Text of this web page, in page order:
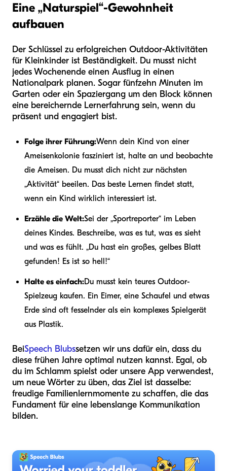
Eine „Naturspiel“-Gewohnheit
aufbauen
Der Schlüssel zu erfolgreichen Outdoor-Aktivitäten
für Kleinkinder ist Beständigkeit. Du musst nicht
jedes Wochenende einen Ausflug in einen
Nationalpark planen. Sogar fünfzehn Minuten im
Garten oder ein Spaziergang um den Block können
eine bereichernde Lernerfahrung sein, wenn du
präsent und engagiert bist.
Folge ihrer Führung:Wenn dein Kind von einer
Ameisenkolonie fasziniert ist, halte an und beobachte
die Ameisen. Du musst dich nicht zur nächsten
„Aktivität“ beeilen. Das beste Lernen findet statt,
wenn ein Kind wirklich interessiert ist.
Erzähle die Welt:Sei der „Sportreporter“ im Leben
deines Kindes. Beschreibe, was es tut, was es sieht
und was es fühlt. „Du hast ein großes, gelbes Blatt
gefunden! Es ist so hell!“
Halte es einfach:Du musst kein teures Outdoor-
Spielzeug kaufen. Ein Eimer, eine Schaufel und etwas
Erde sind oft fesselnder als ein komplexes Spielgerät
aus Plastik.
BeiSpeech Blubssetzen wir uns dafür ein, dass du
diese frühen Jahre optimal nutzen kannst. Egal, ob
du im Schlamm spielst oder unsere App verwendest,
um neue Wörter zu üben, das Ziel ist dasselbe:
freudige Familienlernmomente zu schaffen, die das
Fundament für eine lebenslange Kommunikation
bilden.